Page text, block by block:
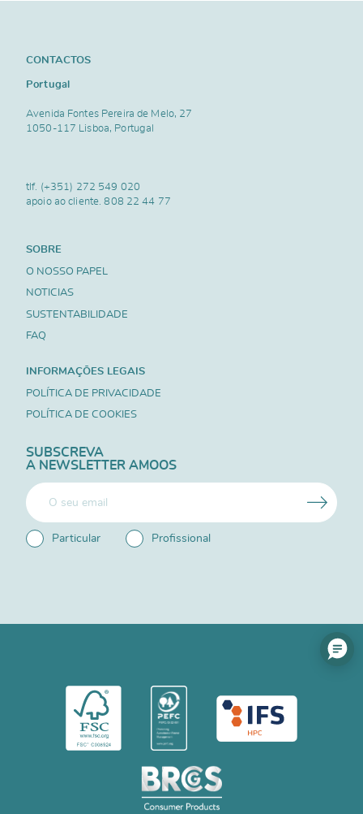
CONTACTOS
Portugal
Avenida Fontes Pereira de Melo, 27
1050-117 Lisboa, Portugal
tlf. (+351) 272 549 020
apoio ao cliente.808 22 44 77
SOBRE
O NOSSO PAPEL
NOTICIAS
SUSTENTABILIDADE
FAQ
INFORMAÇÕES LEGAIS
POLÍTICA DE PRIVACIDADE
POLÍTICA DE COOKIES
SUBSCREVA
A NEWSLETTER AMOOS
Particular Profissional